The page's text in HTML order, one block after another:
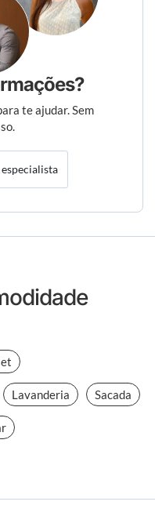
te ajudar. Sem
Lavanderia Sacada